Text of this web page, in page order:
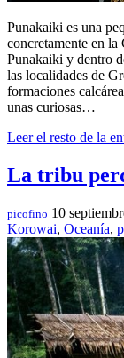
Punakaiki es una
concretamente en
Punakaiki y dentro
las localidades de
formaciones
unas curiosas…
Leer el resto de la
La tribu
picofino 10
Korowai, Oceanía,